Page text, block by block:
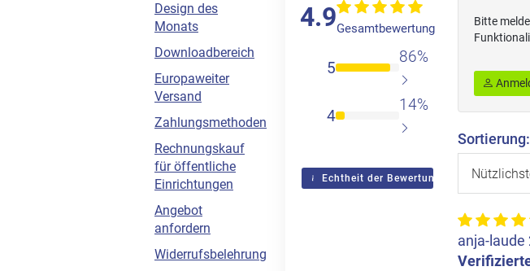
4.9Gesamtbewertung
5
86%
4
14%
Echtheit der Bewertungen
Bitte
Sortierung:
anja-laude
Design des
Monats
Downloadbereich
Europaweiter
Versand
Zahlungsmethoden
Rechnungskauf
für öffentliche
Einrichtungen
Angebot
anfordern
Widerrufsbelehrung